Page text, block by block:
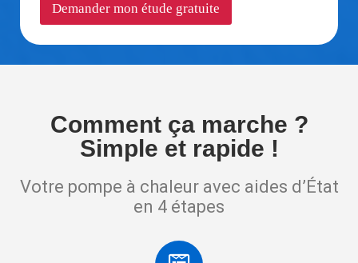
Demander mon étude gratuite
Comment ça marche ?
Simple et rapide !
Votre pompe à chaleur avec aides d’État
en 4 étapes